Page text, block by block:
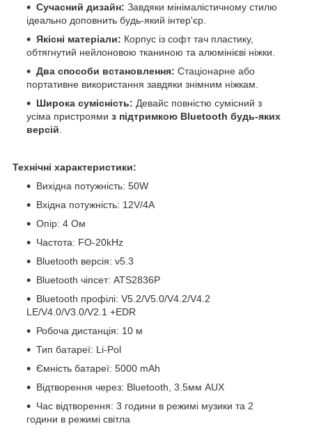
Сучасний дизайн: Завдяки мінімалістичному стилю
ідеально доповнить будь-який інтер'єр.
Якісні матеріали: Корпус із софт тач пластику,
обтягнутий нейлоновою тканиною та алюмінієві ніжки.
Два способи встановлення: Стаціонарне або
портативне використання завдяки знімним ніжкам.
Широка сумісність: Девайс повністю сумісний з
усіма пристроями з підтримкою Bluetooth будь-яких
версій
Технічні характеристики:
Вихідна потужність: 50W
Вхідна потужність: 12V/4А
Опір: 4 Ом
Частота: FO-20kHz
Bluetooth версія: v5.3
Bluetooth чіпсет: ATS2836P
Bluetooth профілі: V5.2/V5.0/V4.2/V4.2
LE/V4.0/V3.0/V2.1 +EDR
Робоча дистанція: 10 м
Тип батареї: Li-Pol
Ємність батареї: 5000 mAh
Відтворення через: Bluetooth, 3.5мм AUX
Час відтворення: 3 години в режимі музики та 2
години в режимі світла